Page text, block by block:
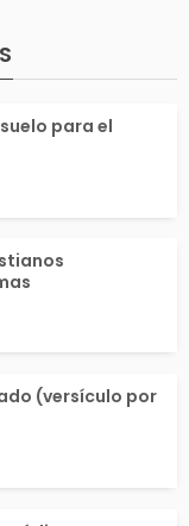
han
para el
(versículo por